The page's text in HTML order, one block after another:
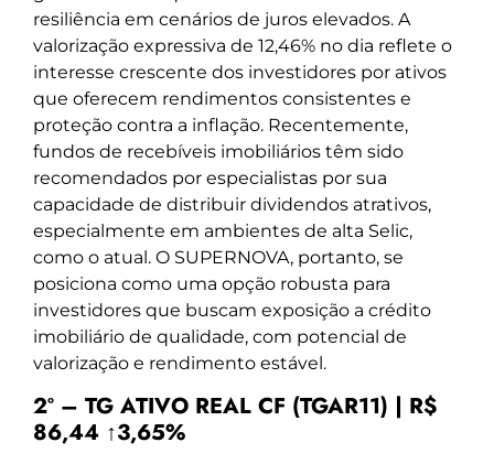
resiliência em cenários de juros elevados. A
valorização expressiva de 12,46% no dia reflete o
interesse crescente dos investidores por ativos
que oferecem rendimentos consistentes e
proteção contra a inflação. Recentemente,
fundos de recebíveis imobiliários têm sido
recomendados por especialistas por sua
capacidade de distribuir dividendos atrativos,
especialmente em ambientes de alta Selic,
como o atual. O SUPERNOVA, portanto, se
posiciona como uma opção robusta para
investidores que buscam exposição a crédito
imobiliário de qualidade, com potencial de
valorização e rendimento estável.
2º – TG ATIVO REAL CF (TGAR11) | R$
86,44 ↑3,65%